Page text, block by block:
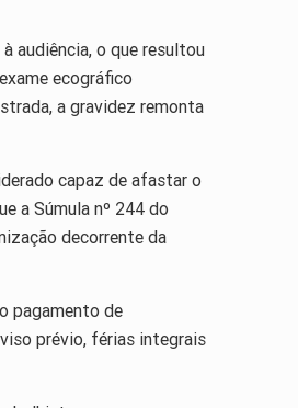
audiência, o que resultou
ecográfico
a gravidez remonta
capaz de afastar o
a Súmula nº 244 do
decorrente da
pagamento de
prévio, férias integrais